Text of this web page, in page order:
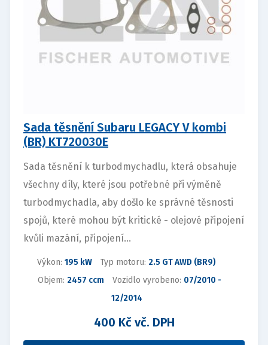
Sada těsnění Subaru LEGACY V kombi
(BR) KT720030E
Sada těsnění k turbodmychadlu, která obsahuje
všechny díly, které jsou potřebné při výměně
turbodmychadla, aby došlo ke správné těsnosti
spojů, které mohou být kritické - olejové připojení
kvůli mazání, připojení...
Výkon: 195 kW Typ motoru: 2.5 GT AWD (BR9)
Objem: 2457 ccm Vozidlo vyrobeno: 07/2010 -
12/2014
400 Kč vč. DPH